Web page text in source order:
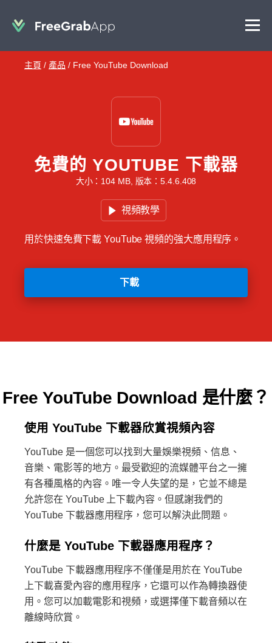
主頁 / 產品 / Free YouTube Download
免費的 YOUTUBE 下載器
大小：104 MB, 版本：5.4.6.408
視頻教學
用於快速免費下載 YouTube 視頻的強大應用程序。
下載
Free YouTube Download 是什麼？
使用 YouTube 下載器欣賞視頻內容
YouTube 是一個您可以找到大量娛樂視頻、信息、
音樂、電影等的地方。最受歡迎的流媒體平台之一擁
有各種風格的內容。唯一令人失望的是，它並不總是
允許您在 YouTube 上下載內容。但感謝我們的
YouTube 下載器應用程序，您可以解決此問題。
什麼是 YouTube 下載器應用程序？
YouTube 下載器應用程序不僅僅是用於在 YouTube
上下載喜愛內容的應用程序，它還可以作為轉換器使
用。您可以加載電影和視頻，或選擇僅下載音頻以在
離線時欣賞。